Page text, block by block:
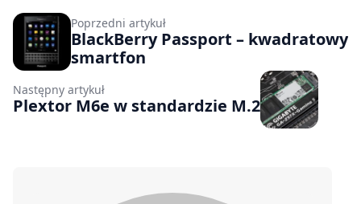
Poprzedni artykuł
BlackBerry Passport – kwadratowy
smartfon
Następny artykuł
Plextor M6e w standardzie M.2